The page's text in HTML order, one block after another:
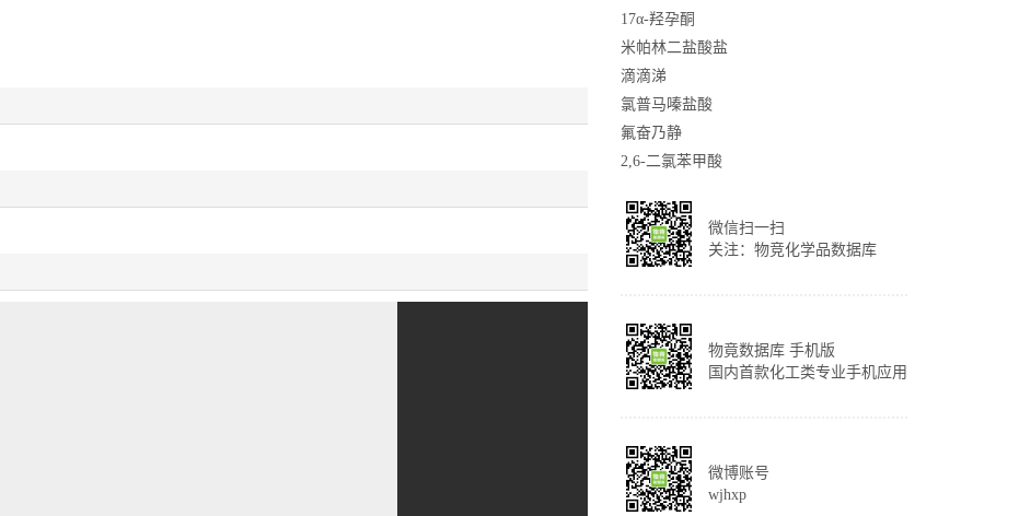
17α-羟孕酮
米帕林二盐酸盐
滴滴涕
氯普马嗪盐酸
氟奋乃静
2,6-二氯苯甲酸
微信扫一扫
关注：物竞化学品数据库
物竟数据库 手机版
国内首款化工类专业手机应用
微博账号
wjhxp